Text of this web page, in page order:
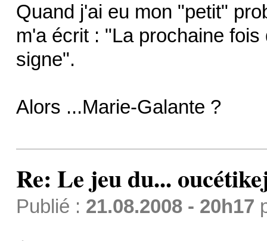
Quand j'ai eu mon "petit"
m'a écrit : "La prochaine
signe".
Alors ...Marie-Galante ?
Re: Le jeu du...
Publié : 21.08.2008 - 20h17